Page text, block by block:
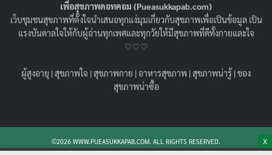
for:
Search
วัณโรค อันตรายไหม มารู้จักและเข้าใจโรคนี้กัน วัณโรค
รักษาหายไหม วัณโรคปอดเกิดจากอะไร วัณโรคปอด อาการ
เป็นยังไง สังเกตตัวเอง พร้อมวิธีป้องกัน
เพื่อสุขภาพดอทคอม (Pueasukkapab.com)
เว็บชุมชนสุขภาพที่ตั้งใจนำเสนอทุกแง่มุมเกี่ยวกับสุขภาพเพื่อเป็นข้อมูล เป็น
แรงบันดาลใจให้กับผู้อ่านทุกเพศและทุกวัยให้มีสุขภาพที่ดีทั้งกายและใจ
♡♡♡
ผู้สูงอายุ |สุขภาพใจ |สุขภาพกาย |อาหารสุขภาพ |สุขภาพน่ารู้ |ของ
สุขภาพน่าซื้อ
©2026 WWW.PUEASUKKAPAB.COM. ALL RIGHTS RESERVED. X